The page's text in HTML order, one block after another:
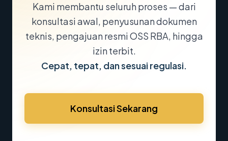
Kami membantu seluruh proses — dari
konsultasi awal, penyusunan dokumen
teknis, pengajuan resmi OSS RBA, hingga
izin terbit.
Cepat, tepat, dan sesuai regulasi.
Konsultasi Sekarang